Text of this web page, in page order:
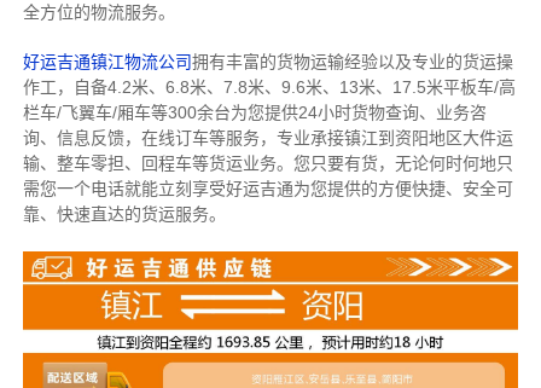
全方位的物流服务。
好运吉通镇江物流公司拥有丰富的货物运输经验以及专业的货运操
作工，自备4.2米、6.8米、7.8米、9.6米、13米、17.5米平板车/高
栏车/飞翼车/厢车等300余台为您提供24小时货物查询、业务咨
询、信息反馈，在线订车等服务， 专业承接镇江到资阳地区大件运
输、整车零担、回程车等货运业务。 您只要有货，无论何时何地只
需您一个电话就能立刻享受好运吉通为您提供的方便快捷、安全可
靠、快速直达的货运服务。